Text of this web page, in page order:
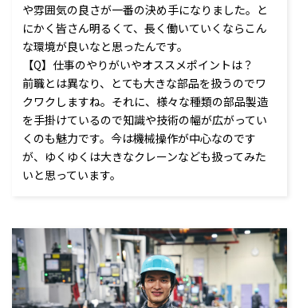
や雰囲気の良さが一番の決め手になりました。と
にかく皆さん明るくて、長く働いていくならこん
な環境が良いなと思ったんです。
【Q】仕事のやりがいやオススメポイントは？
前職とは異なり、とても大きな部品を扱うのでワ
クワクしますね。それに、様々な種類の部品製造
を手掛けているので知識や技術の幅が広がってい
くのも魅力です。今は機械操作が中心なのです
が、ゆくゆくは大きなクレーンなども扱ってみた
いと思っています。